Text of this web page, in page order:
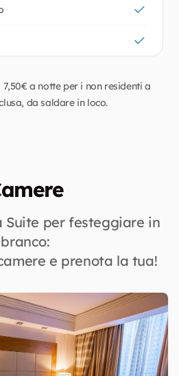
a notte per i non residenti a
da saldare in loco.
Suite per festeggiare in
branco:
e prenota la tua!